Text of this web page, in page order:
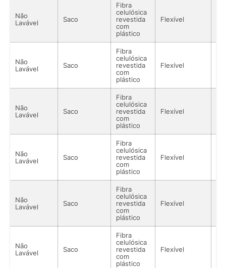
Não
Lavável
Saco
Fibra
celulósica
revestida
com
plástico
Flexível
Não
Lavável
Saco
Fibra
celulósica
revestida
com
plástico
Flexível
Não
Lavável
Saco
Fibra
celulósica
revestida
com
plástico
Flexível
Não
Lavável
Saco
Fibra
celulósica
revestida
com
plástico
Flexível
Não
Lavável
Saco
Fibra
celulósica
revestida
com
plástico
Flexível
Não
Lavável
Saco
Fibra
celulósica
revestida
com
plástico
Flexível